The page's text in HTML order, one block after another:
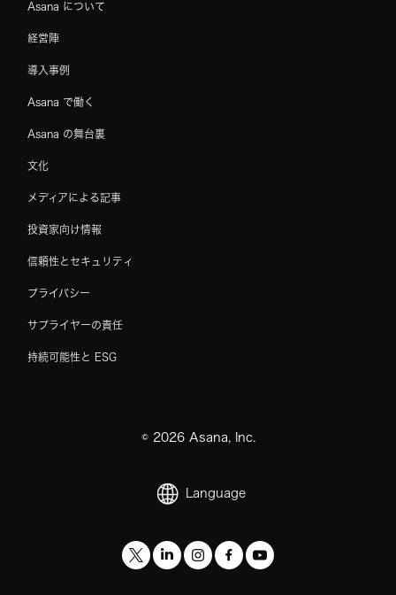
Asana について
経営陣
導入事例
Asana で働く
Asana の舞台裏
文化
メディアによる記事
投資家向け情報
信頼性とセキュリティ
プライバシー
サプライヤーの責任
持続可能性と ESG
© 2026Asana, Inc.
Language